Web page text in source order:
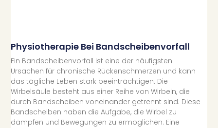
Physiotherapie Bei Bandscheibenvorfall
Ein Bandscheibenvorfall ist eine der häufigsten
Ursachen für chronische Rückenschmerzen und kann
das tägliche Leben stark beeinträchtigen. Die
Wirbelsäule besteht aus einer Reihe von Wirbeln, die
durch Bandscheiben voneinander getrennt sind. Diese
Bandscheiben haben die Aufgabe, die Wirbel zu
dämpfen und Bewegungen zu ermöglichen. Eine